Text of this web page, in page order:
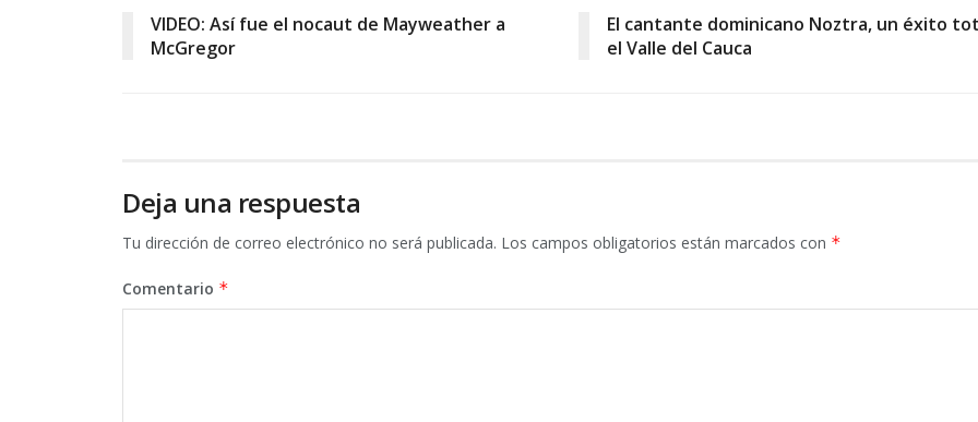
VIDEO: Así fue el nocaut de Mayweather a
McGregor
El cantante dominicano Noztra, un éxito
el Valle del Cauca
Deja una respuesta
Tu dirección de correo electrónico no será publicada. Los campos obligatorios están marcados con *
Comentario *